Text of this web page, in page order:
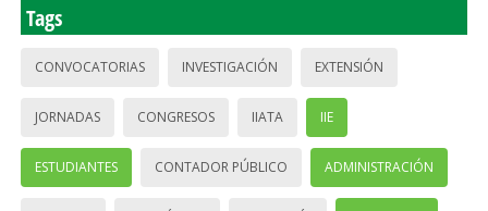
Tags
CONVOCATORIAS INVESTIGACIÓN EXTENSIÓN
JORNADAS CONGRESOS IIATA IIE
ESTUDIANTES CONTADOR PÚBLICO ADMINISTRACIÓN